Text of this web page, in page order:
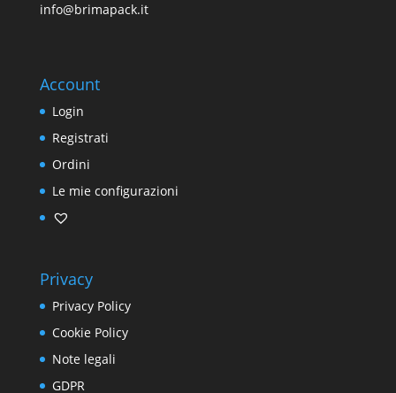
info@brimapack.it
Account
Login
Registrati
Ordini
Le mie configurazioni
Privacy
Privacy Policy
Cookie Policy
Note legali
GDPR